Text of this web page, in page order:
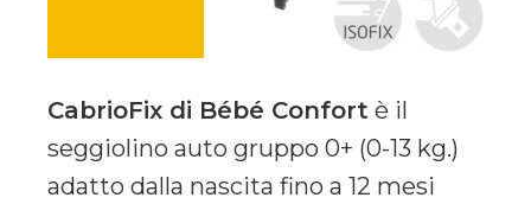
CabrioFix di Bébé Confort è il
seggiolino auto gruppo 0+ (0-13 kg.)
adatto dalla nascita fino a 12 mesi